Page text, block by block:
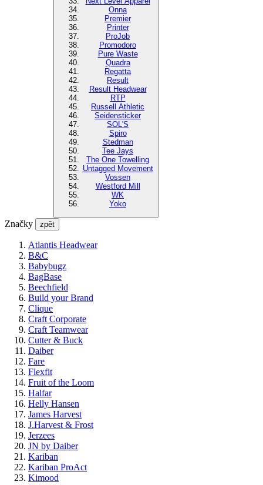
Onna
Premier
Printer
ProJob
Promodoro
Pure Waste
Quadra
Regatta
Result
Result Headwear
RTP
Russell Athletic
Seidensticker
SOL'S
Spiro
Stedman
Tee Jays
The One Towelling
Untagged Movement
Vossen
Westford Mill
WK
Yoko
Značky zpět
Atlantis Headwear
B&C
Babybugz
BagBase
Beechfield
Build your Brand
Clique
Craft Corporate
Craft Teamwear
Cutter & Buck
Daiber
Fare
Flexfit
Fruit of the Loom
Halfar
Helly Hansen
James Harvest
J.Harvest & Frost
Jerzees
JN by Daiber
Kariban
Kariban ProAct
Kimood